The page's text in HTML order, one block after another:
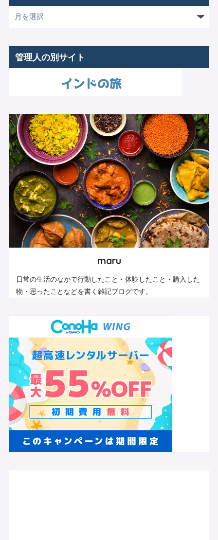
管理人の別サイト
maru
日常の生活のなかで行動したこと・体験したこと・購入した
物・思ったことなどを書く雑記ブログです。